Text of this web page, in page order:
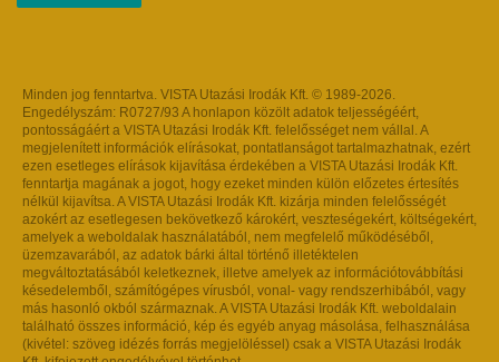
Minden jog fenntartva. VISTA Utazási Irodák Kft. © 1989-2026.
Engedélyszám: R0727/93 A honlapon közölt adatok teljességéért,
pontosságáért a VISTA Utazási Irodák Kft. felelősséget nem vállal. A
megjelenített információk elírásokat, pontatlanságot tartalmazhatnak, ezért
ezen esetleges elírások kijavítása érdekében a VISTA Utazási Irodák Kft.
fenntartja magának a jogot, hogy ezeket minden külön előzetes értesítés
nélkül kijavítsa. A VISTA Utazási Irodák Kft. kizárja minden felelősségét
azokért az esetlegesen bekövetkező károkért, veszteségekért, költségekért,
amelyek a weboldalak használatából, nem megfelelő működéséből,
üzemzavarából, az adatok bárki által történő illetéktelen
megváltoztatásából keletkeznek, illetve amelyek az információtovábbítási
késedelemből, számítógépes vírusból, vonal- vagy rendszerhibából, vagy
más hasonló okból származnak. A VISTA Utazási Irodák Kft. weboldalain
található összes információ, kép és egyéb anyag másolása, felhasználása
(kivétel: szöveg idézés forrás megjelöléssel) csak a VISTA Utazási Irodák